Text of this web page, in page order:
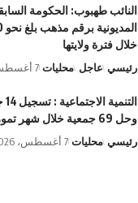
النائب طهبوب: الحكومة
خلال فترة ولايتها
رئيسي عاجل محليات 7 أغسطس، 2026
وحل 69 جمعية خلال شهر تموز
رئيسي محليات 7 أغسطس، 2026